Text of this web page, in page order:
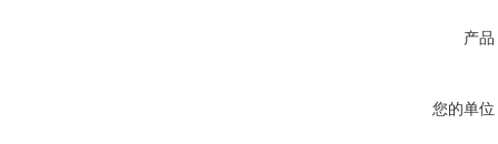
产品
您的单位